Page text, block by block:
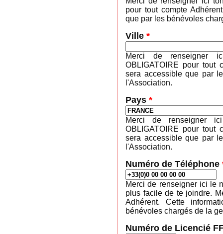
pour tout compte
que par les bénévoles
Ville *
Merci de renseigner
OBLIGATOIRE pour tout
sera accessible que par
l'Association.
Pays *
Merci de renseigner
OBLIGATOIRE pour tout
sera accessible que par
l'Association.
Numéro de Téléphone
Merci de renseigner ici le
plus facile de te joindre.
Adhérent. Cette
bénévoles chargés de la
Numéro de Licencié